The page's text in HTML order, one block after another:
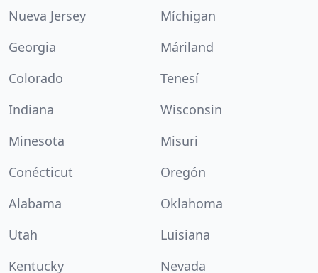
Nueva Jersey
Míchigan
Georgia
Máriland
Colorado
Tenesí
Indiana
Wisconsin
Minesota
Misuri
Conécticut
Oregón
Alabama
Oklahoma
Utah
Luisiana
Kentucky
Nevada